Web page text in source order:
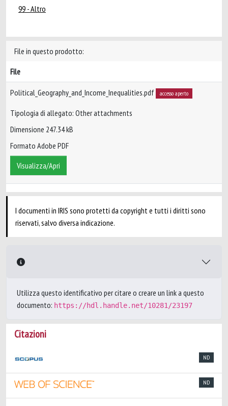
99 - Altro
File in questo prodotto:
File
Political_Geography_and_Income_Inequalities.pdf accesso aperto
Tipologia di allegato: Other attachments
Dimensione 247.34 kB
Formato Adobe PDF
Visualizza/Apri
I documenti in IRIS sono protetti da copyright e tutti i diritti sono
riservati, salvo diversa indicazione.
Utilizza questo identificativo per citare o creare un link a questo
documento: https://hdl.handle.net/10281/23197
Citazioni
ND
ND